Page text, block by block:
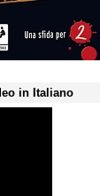
in Italiano